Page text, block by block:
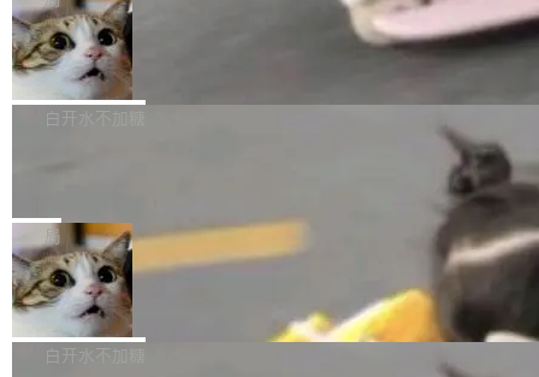
l 迁移或唤醒时，新宿主从 S3 恢复 SQLite 数据
库继续执行。存储库是持久化的唯一真相...
te 17 Pro、OPPO K15，要么是vivo X300 E这
样的次旗舰。 Galaxy Z Fold8 Ultra / Z Fold8 /
Z Flip8三款折叠屏新机均在7月22日发布，且全
部搭载骁龙8 Elite Gen5 for Galaxy，它们本该
本控制系统。目前处于 Early Access 阶段。 De
ltaDB 的核心思路直接写在 landing page 最显
眼的位置：「Software is made between com
mits」——软件是在 commit 之间写出来的。git
是把这段空隙补上。 回退到任何一次编辑：Delt
aDB 捕获 commit 之间的每一次操作，...
SpaceXAI 单季资本开支达 183 亿美元
根据风险投资人Tomer Tunguz 博客（VC 分
析）披露的最新分析与第二季度业绩报告，Spac
微软同期总资本开支的四成。 与亚马逊、Alpha
bet、微软以及 Meta 等传统科技巨头相比，Spa
ceXAI的资金消耗速度尤为引人瞩目。然而，支
撑庞大支出的资金来源却呈现出截然不同的面
貌。数据显示，微软和 Meta 主要依托充沛的经
白开水不加糖
一个在终端里运行的编程 agent；Muse Spark
1.2，驱动这个 agent 的新模型。一句话概括：
你可以用 curl -fsSL https://dev.meta.ai/install.
sh | bash 安装一个能在大项目里自动规划、写
代码、验证结果的 AI 终端工具。 据介绍，Muse
局
美团开源 LoHoSearch，用知识图谱校
准 AI 能力认知
机器出题的前提，是让机器拥有全局视野。整个
构建流程可以分为四个环节：建图 → 控制难度
白开水不加糖